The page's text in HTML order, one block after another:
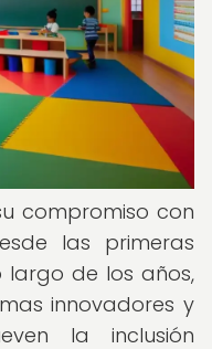
compromiso con
las primeras
de los años,
innovadores y
la inclusión